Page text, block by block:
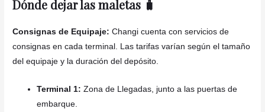
Dónde dejar las maletas 🧳
Consignas de Equipaje: Changi cuenta con servicios de
consignas en cada terminal. Las tarifas varían según el tamaño
del equipaje y la duración del depósito.
Terminal 1:Zona de Llegadas, junto a las puertas de
embarque.